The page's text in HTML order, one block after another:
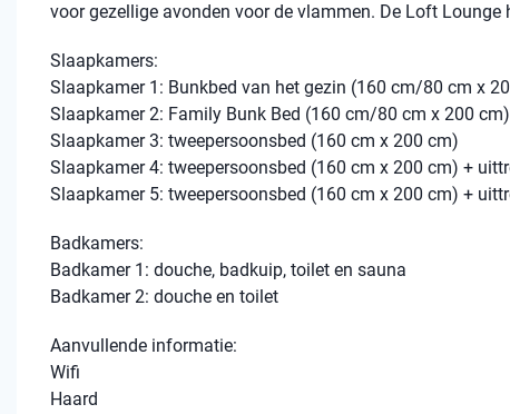
voor gezellige avonden voor de vlammen. De Loft Lounge
Slaapkamers:
Slaapkamer 1: Bunkbed van het gezin (160 cm/80 cm x
Slaapkamer 2: Family Bunk Bed (160 cm/80 cm x 200 cm)
Slaapkamer 3: tweepersoonsbed (160 cm x 200 cm)
Slaapkamer 4: tweepersoonsbed (160 cm x 200 cm) +
Slaapkamer 5: tweepersoonsbed (160 cm x 200 cm) +
Badkamers:
Badkamer 1: douche, badkuip, toilet en sauna
Badkamer 2: douche en toilet
Aanvullende informatie:
Wifi
Haard